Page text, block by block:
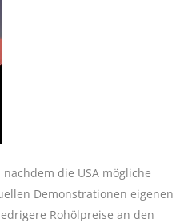
die USA mögliche
Demonstrationen eigenen
Rohölpreise an den